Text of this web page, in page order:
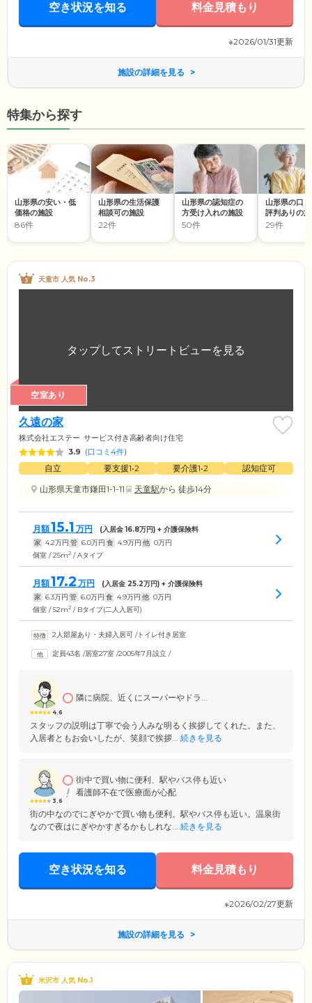
空き状況を知る 料金見積もり
※2026/01/31更新
施設の詳細を見る
特集から探す
山形県の安い・低
価格の施設
86件
山形県の生活保護
相談可の施設
22件
山形県の認知症の
方受け入れの施設
50件
山形県の口
評判ありの
29件
天童市 人気 No.3
空室あり
久遠の家
株式会社エステー サービス付き高齢者向け住宅
3.9 (口コミ4件)
自立 要支援1•2 要介護1•2
認知症可
山形県天童市鎌田1-1-11
天童駅から 徒歩14分
月額15.1 万円 (入居金16.8万円) + 介護保険料
家 4.2万円 管 6.0万円 食 4.9万円 他 0万円
個室 / 25m2 / Aタイプ
月額17.2 万円 (入居金 25.2万円) + 介護保険料
家 6.3万円 管 6.0万円 食 4.9万円 他 0万円
個室 / 52m2 / Bタイプ(二人入居可)
2人部屋あり・夫婦入居可 /トイレ付き居室
定員43名 /居室27室 /2005年7月設立 /
4.6
隣に病院、近くにスーパーやドラ...
スタッフの説明は丁寧で会う人みな明るく挨拶してくれた。また、
入居者ともお会いしたが、笑顔で挨拶... 続きを見る
3.6
街中で買い物に便利、駅やバス停も近い
看護師不在で医療面が心配
街の中なのでにぎやかで買い物も便利。駅やバス停も近い。温泉街
なので夜はにぎやかすぎるかもしれな... 続きを見る
空き状況を知る 料金見積もり
※2026/02/27更新
施設の詳細を見る
米沢市 人気 No.1